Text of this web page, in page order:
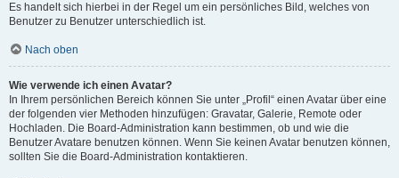
Es handelt sich hierbei in der Regel um ein persönliches Bild, welches von
Benutzer zu Benutzer unterschiedlich ist.
Nach oben
Wie verwende ich einen Avatar?
In Ihrem persönlichen Bereich können Sie unter „Profil“ einen Avatar über eine
der folgenden vier Methoden hinzufügen: Gravatar, Galerie, Remote oder
Hochladen. Die Board-Administration kann bestimmen, ob und wie die
Benutzer Avatare benutzen können. Wenn Sie keinen Avatar benutzen können,
sollten Sie die Board-Administration kontaktieren.